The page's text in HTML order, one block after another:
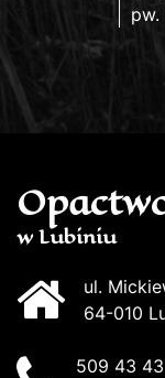
pw.
w Lubiniu
ul.
64-010
509 43